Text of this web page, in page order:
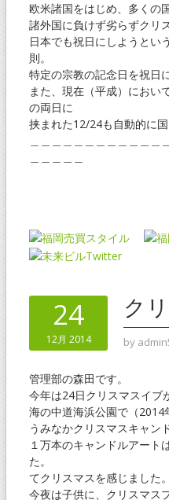
欧米諸国をはじめ、多くの
諸外国に負けず劣らずクリ
日本でも祝日にしようとい
則。
特定の宗教の記念日を祝日
また、現在（平成）におい
の両日に
挟まれた12/24も自動的に
24
12月 2014
ク
by
管理部の森田です。
今年は24日クリスマスイブ
海の中道海浜公園で（
うみなかクリスマスキャン
１万本のキャンドルアート
た。
てクリスマスを感じました。
今夜は子供に、クリスマス